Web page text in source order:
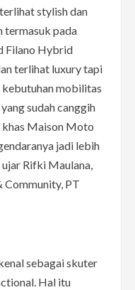
stylish dan
termasuk pada
Filano Hybrid
terlihat luxury tapi
mobilitas
sudah canggih
Maison Moto
jadi lebih
Rifki Maulana,
Community, PT
sebagai skuter
Hal itu